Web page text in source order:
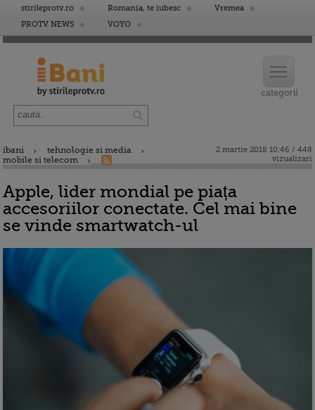
stirileprotv.ro Romania, te iubesc
Vremea
PROTV NEWS
VOYO
ibani
tehnologie si media
mobile si telecom
2 martie 2018 10:46 / 448
vizualizari
Apple, lider mondial pe piața
accesoriilor conectate. Cel mai bine
se vinde smartwatch-ul